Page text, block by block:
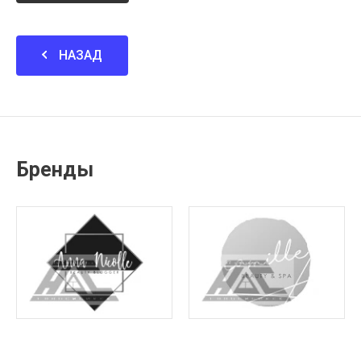
НАЗАД
Бренды